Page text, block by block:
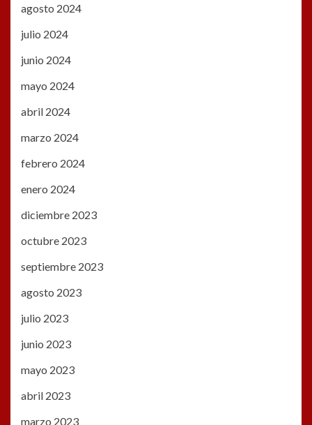
agosto 2024
julio 2024
junio 2024
mayo 2024
abril 2024
marzo 2024
febrero 2024
enero 2024
diciembre 2023
octubre 2023
septiembre 2023
agosto 2023
julio 2023
junio 2023
mayo 2023
abril 2023
marzo 2023